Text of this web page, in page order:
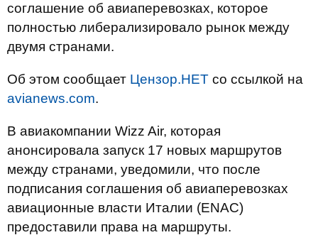
соглашение об авиаперевозках, которое
полностью либерализировало рынок между
двумя странами.
Об этом сообщает Цензор.НЕТ со ссылкой на
avianews.com.
В авиакомпании Wizz Air, которая
анонсировала запуск 17 новых маршрутов
между странами, уведомили, что после
подписания соглашения об авиаперевозках
авиационные власти Италии (ENAC)
предоставили права на маршруты.